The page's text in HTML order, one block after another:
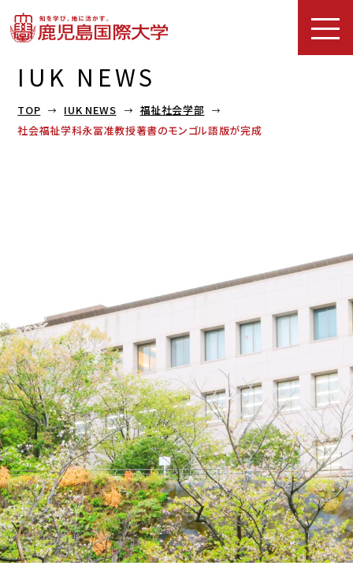
IUK NEWS
TOP IUK NEWS
福祉社会学部
社会福祉学科永冨准教授著書のモンゴル語版が完成